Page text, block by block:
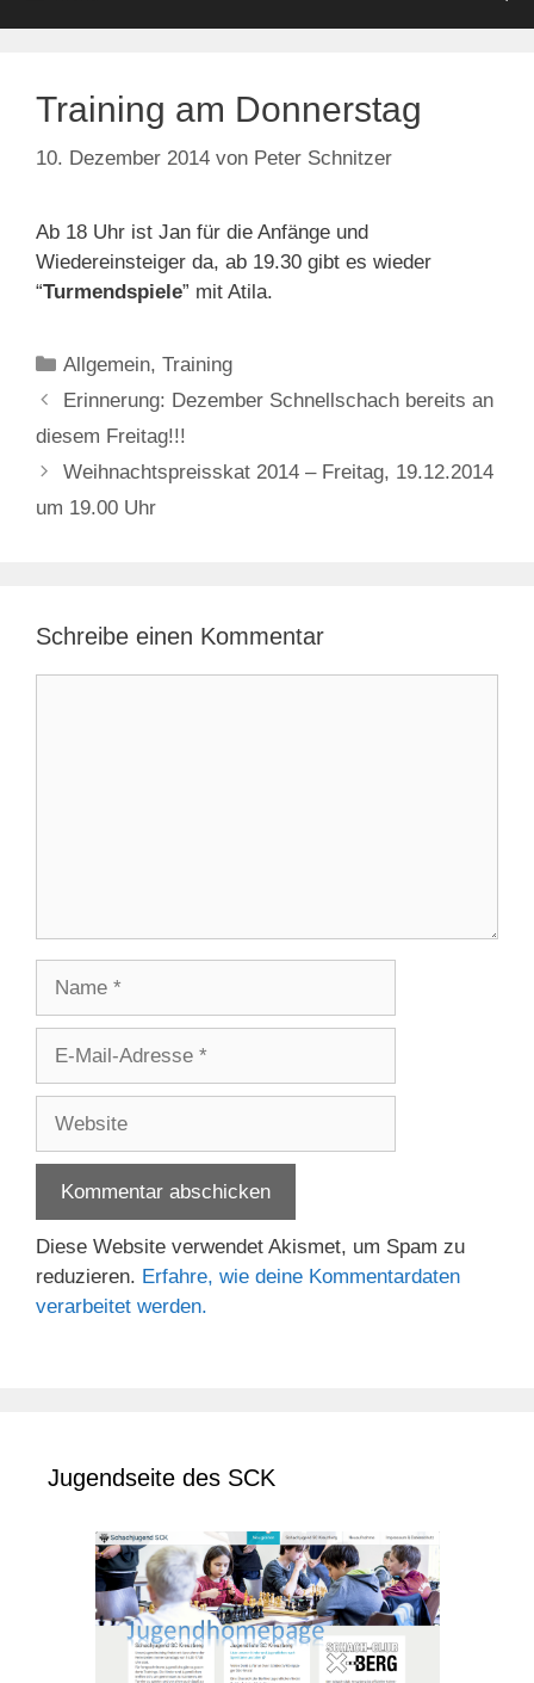
Training am Donnerstag
10. Dezember 2014 von Peter Schnitzer
Ab 18 Uhr ist Jan für die Anfänge und
Wiedereinsteiger da, ab 19.30 gibt es wieder
“Turmendspiele” mit Atila.
Kategorien
Allgemein,Training
Erinnerung: Dezember Schnellschach bereits an
diesem Freitag!!!
Weihnachtspreisskat 2014 – Freitag, 19.12.2014
um 19.00 Uhr
Schreibe einen Kommentar
Adresse
Diese Website verwendet Akismet, um Spam zu
reduzieren. Erfahre, wie deine Kommentardaten
verarbeitet werden.
Jugendseite des SCK